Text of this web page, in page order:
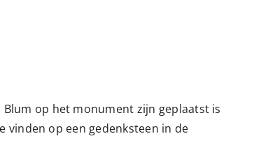
op het monument zijn geplaatst is
vinden op een gedenksteen in de